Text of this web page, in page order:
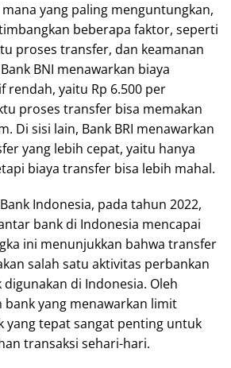
yang paling menguntungkan,
beberapa faktor, seperti
proses transfer, dan keamanan
BNI menawarkan biaya
rendah, yaitu Rp 6.500 per
proses transfer bisa memakan
Di sisi lain, Bank BRI menawarkan
yang lebih cepat, yaitu hanya
biaya transfer bisa lebih mahal.
Indonesia, pada tahun 2022,
bank di Indonesia mencapai
ini menunjukkan bahwa transfer
salah satu aktivitas perbankan
di Indonesia. Oleh
yang menawarkan limit
yang tepat sangat penting untuk
transaksi sehari-hari.